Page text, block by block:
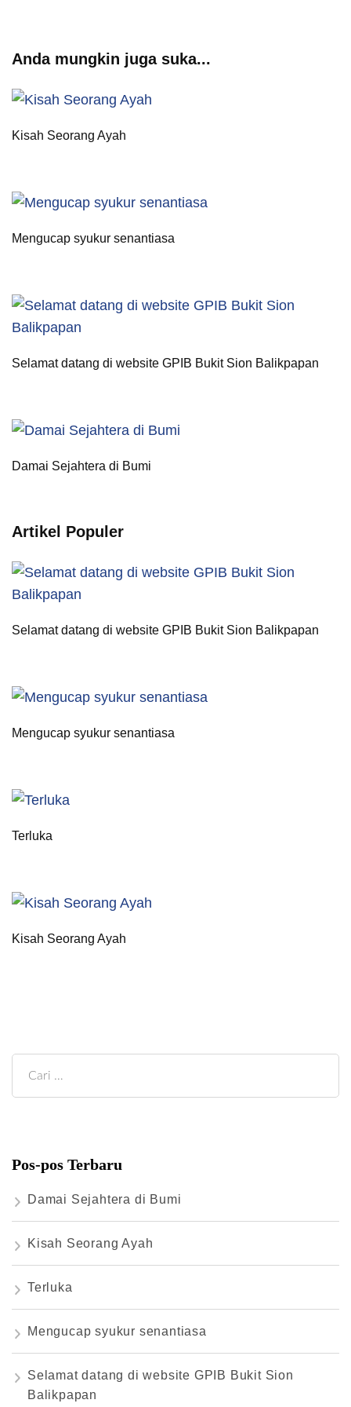
Anda mungkin juga suka...
Kisah Seorang Ayah
Mengucap syukur senantiasa
Selamat datang di website GPIB Bukit Sion Balikpapan
Damai Sejahtera di Bumi
Artikel Populer
Selamat datang di website GPIB Bukit Sion Balikpapan
Mengucap syukur senantiasa
Terluka
Kisah Seorang Ayah
Cari
untuk:
Pos-pos Terbaru
Damai Sejahtera di Bumi
Kisah Seorang Ayah
Terluka
Mengucap syukur senantiasa
Selamat datang di website GPIB Bukit Sion
Balikpapan